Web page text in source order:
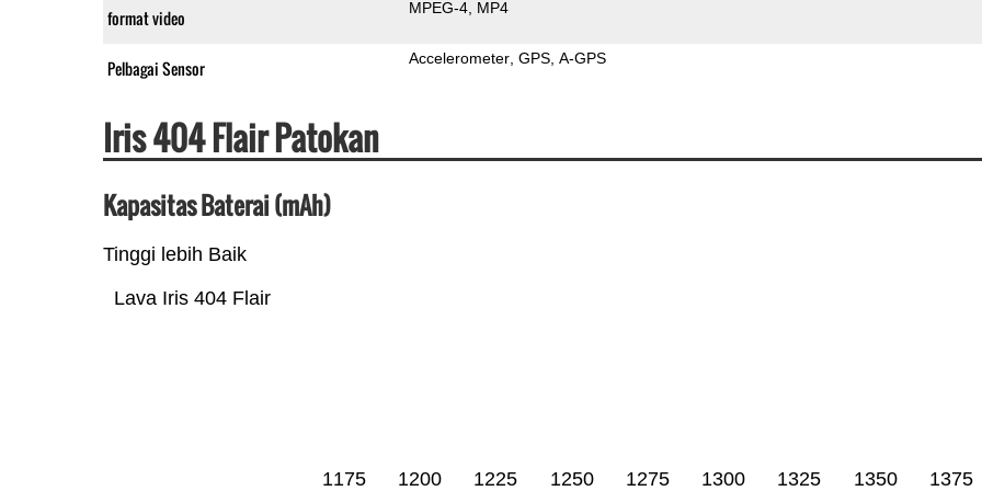
format video MPEG-4 MP4
Pelbagai Sensor Accelerometer GPS A-GPS
Iris 404 Flair Patokan
Kapasitas Baterai (mAh)
Tinggi lebih Baik
Lava Iris 404 Flair
1175 1200 1225 1250 1275 1300 1325 1350 1375